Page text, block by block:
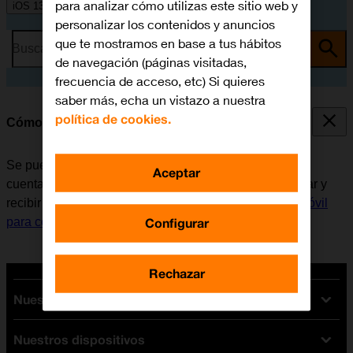
iOS 13.1
Busca por problema o tema
Cómo escribir y enviar correo electrónico
Se puede enviar y recibir correo electrónico desde las
cuentas de correo electrónico del móvil. Antes de enviar y
recibir correo electrónico, es necesarioconfigurar el móvil
para correo electrónico
Nuestras tarifas
Tarifas Orange
Nuestros dispositivos
para analizar cómo utilizas este sitio web y
personalizar los contenidos y anuncios
que te mostramos en base a tus hábitos
de navegación (páginas visitadas,
frecuencia de acceso, etc) Si quieres
saber más, echa un vistazo a nuestra
política de cookies.
Configurar
Rechazar
Aceptar